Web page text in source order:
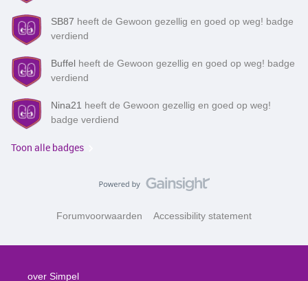
SB87 heeft de Gewoon gezellig en goed op weg! badge
verdiend
Buffel heeft de Gewoon gezellig en goed op weg! badge
verdiend
Nina21 heeft de Gewoon gezellig en goed op weg!
badge verdiend
Toon alle badges
Forumvoorwaarden Accessibility statement
over Simpel